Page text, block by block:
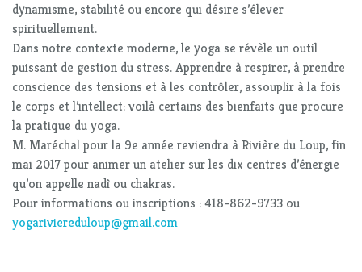
dynamisme, stabilité ou encore qui désire s’élever
spirituellement.
Dans notre contexte moderne, le yoga se révèle un outil
puissant de gestion du stress. Apprendre à respirer, à prendre
conscience des tensions et à les contrôler, assouplir à la fois
le corps et l’intellect: voilà certains des bienfaits que procure
la pratique du yoga.
M. Maréchal pour la 9e année reviendra à Rivière du Loup, fin
mai 2017 pour animer un atelier sur les dix centres d’énergie
qu’on appelle nadî ou chakras.
Pour informations ou inscriptions : 418-862-9733 ou
yogariviereduloup@gmail.com